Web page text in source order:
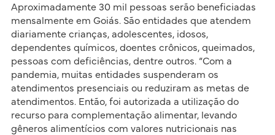
Aproximadamente 30 mil pessoas serão beneficiadas
mensalmente em Goiás. São entidades que atendem
diariamente crianças, adolescentes, idosos,
dependentes químicos, doentes crônicos, queimados,
pessoas com deficiências, dentre outros. “Com a
pandemia, muitas entidades suspenderam os
atendimentos presenciais ou reduziram as metas de
atendimentos. Então, foi autorizada a utilização do
recurso para complementação alimentar, levando
gêneros alimentícios com valores nutricionais nas